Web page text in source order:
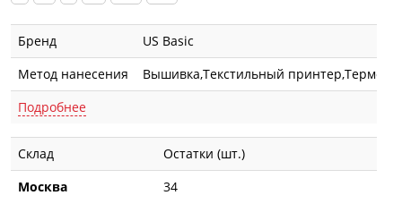
Бренд
US Basic
Метод нанесения
Вышивка,Текстильный
Подробнее
Склад
Остатки (шт.)
Москва
34